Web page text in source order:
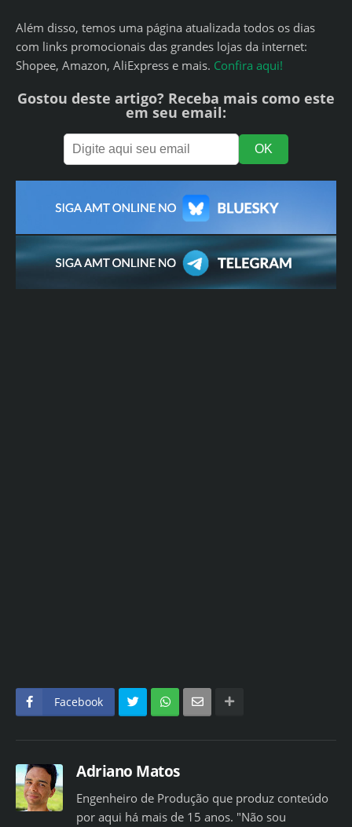
Além disso, temos uma página atualizada todos os dias
com links promocionais das grandes lojas da internet:
Shopee, Amazon, AliExpress e mais. Confira aqui!
Gostou deste artigo? Receba mais como este
em seu email:
Facebook
Adriano Matos
Engenheiro de Produção que produz conteúdo
por aqui há mais de 15 anos. "Não sou